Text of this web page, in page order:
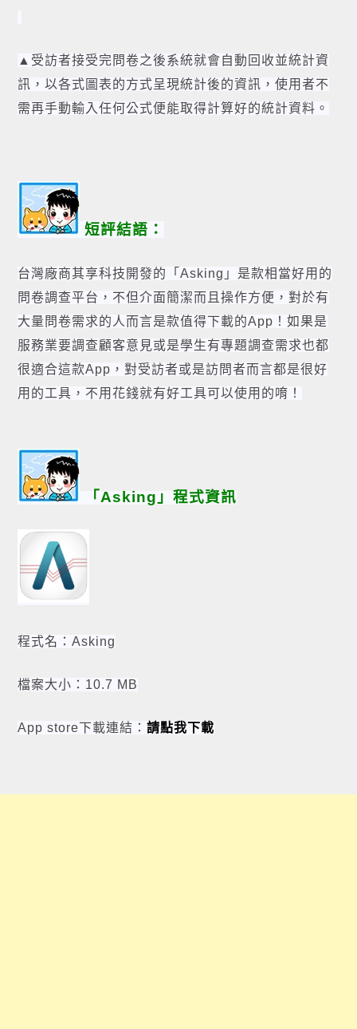
▲受訪者接受完問卷之後系統就會自動回收並統計資
訊，以各式圖表的方式呈現統計後的資訊，使用者不
需再手動輸入任何公式便能取得計算好的統計資料。
短評結語：
台灣廠商其享科技開發的「Asking」是款相當好用的
問卷調查平台，不但介面簡潔而且操作方便，對於有
大量問卷需求的人而言是款值得下載的App！如果是
服務業要調查顧客意見或是學生有專題調查需求也都
很適合這款App，對受訪者或是訪問者而言都是很好
用的工具，不用花錢就有好工具可以使用的唷！
「Asking」程式資訊
程式名：Asking
檔案大小：10.7 MB
App store下載連結： 請點我下載